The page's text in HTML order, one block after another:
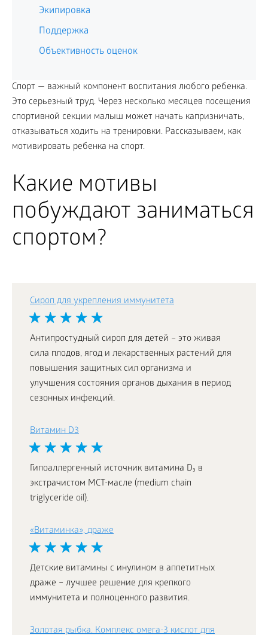
Экипировка
Поддержка
Объективность оценок
Спорт — важный компонент воспитания любого ребенка.
Это серьезный труд. Через несколько месяцев посещения
спортивной секции малыш может начать капризничать,
отказываться ходить на тренировки. Рассказываем, как
мотивировать ребенка на спорт.
Какие мотивы
побуждают заниматься
спортом?
Сироп для укрепления иммунитета
Антипростудный сироп для детей – это живая
сила плодов, ягод и лекарственных растений для
повышения защитных сил организма и
улучшения состояния органов дыхания в период
сезонных инфекций.
Витамин D3
Гипоаллергенный источник витамина D₃ в
экстрачистом МСТ-масле (medium chain
triglyceride oil).
«Витаминка», драже
Детские витамины с инулином в аппетитных
драже – лучшее решение для крепкого
иммунитета и полноценного развития.
Золотая рыбка. Комплекс омега-3 кислот для